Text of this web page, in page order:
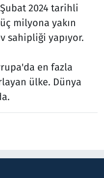
2024 tarihli
milyona yakın
sahipliği yapıyor.
en fazla
ülke. Dünya